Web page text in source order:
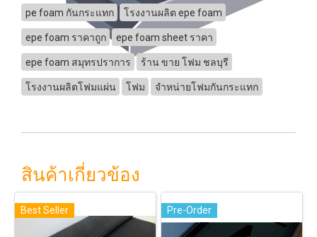
pe foam กันกระแทก โรงงานผลิต epe foam
epe foam ราคาถูก epe foam sheet ราคา
epe foam สมุทรปราการ ร้าน ขาย โฟม ชลบุรี
โรงงานผลิตโฟมแผ่น โฟม จำหน่ายโฟมกันกระแทก
สินค้าเกี่ยวข้อง
Best Seller Pre-Order